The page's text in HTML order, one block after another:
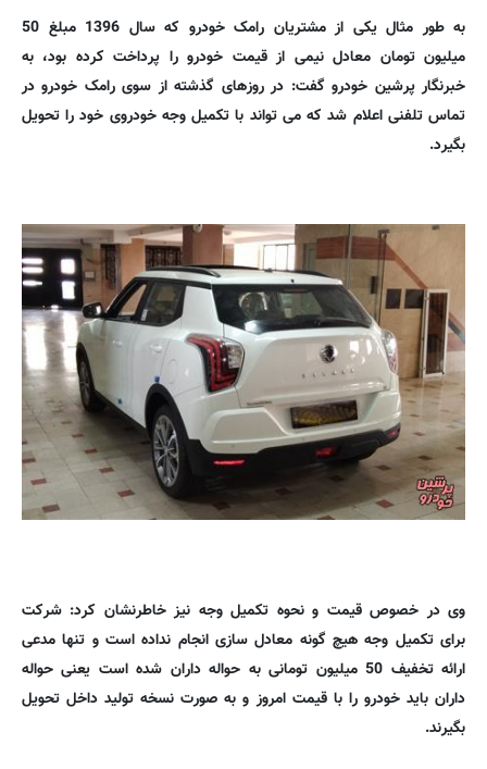
به طور مثال یکی از مشتریان رامک خودرو که سال 1396 مبلغ 50
میلیون تومان معادل نیمی از قیمت خودرو را پرداخت کرده بود، به
خبرنگار پرشین خودرو گفت: در روزهای گذشته از سوی رامک خودرو در
تماس تلفنی اعلام شد که می تواند با تکمیل وجه خودروی خود را تحویل
بگیرد.
وی در خصوص قیمت و نحوه تکمیل وجه نیز خاطرنشان کرد: شرکت
برای تکمیل وجه هیچ گونه معادل سازی انجام نداده است و تنها مدعی
ارائه تخفیف 50 میلیون تومانی به حواله داران شده است یعنی حواله
داران باید خودرو را با قیمت امروز و به صورت نسخه تولید داخل تحویل
بگیرند.